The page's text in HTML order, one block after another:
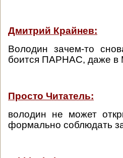
Дмитрий Крайнев:
Володин зачем-то
боится ПАРНАС, даже в
Просто Читатель:
володин не может
формально соблюдать